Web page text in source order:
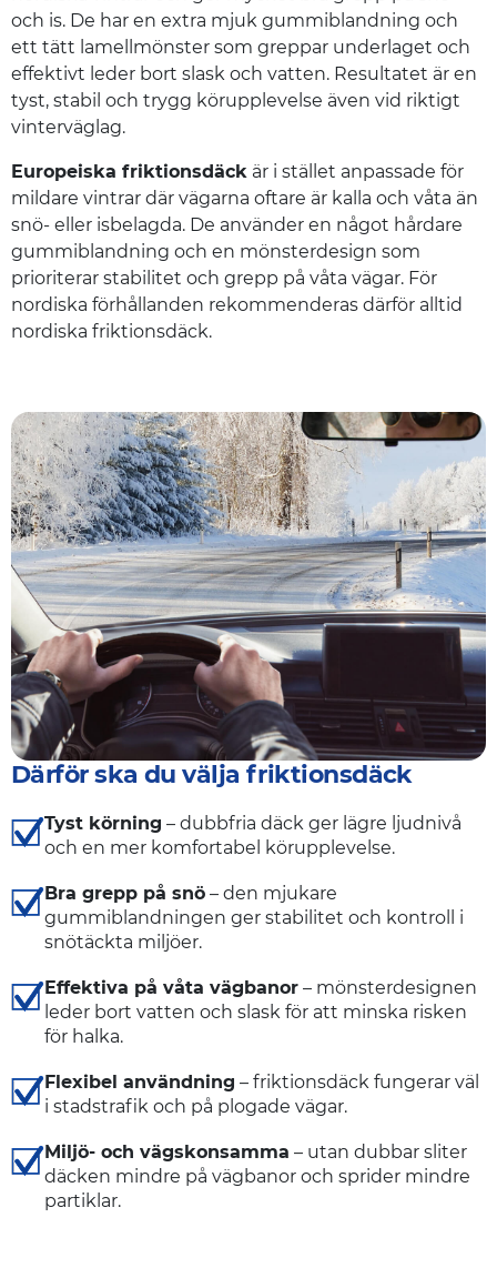
och is. De har en extra mjuk gummiblandning och
ett tätt lamellmönster som greppar underlaget och
effektivt leder bort slask och vatten. Resultatet är en
tyst, stabil och trygg körupplevelse även vid riktigt
vinterväglag.
Europeiska friktionsdäck är i stället anpassade för
mildare vintrar där vägarna oftare är kalla och våta än
snö- eller isbelagda. De använder en något hårdare
gummiblandning och en mönsterdesign som
prioriterar stabilitet och grepp på våta vägar. För
nordiska förhållanden rekommenderas därför alltid
nordiska friktionsdäck.
Därför ska du välja friktionsdäck
Tyst körning – dubbfria däck ger lägre ljudnivå
och en mer komfortabel körupplevelse.
Bra grepp på snö – den mjukare
gummiblandningen ger stabilitet och kontroll i
snötäckta miljöer.
Effektiva på våta vägbanor – mönsterdesignen
leder bort vatten och slask för att minska risken
för halka.
Flexibel användning – friktionsdäck fungerar väl
i stadstrafik och på plogade vägar.
Miljö- och vägskonsamma – utan dubbar sliter
däcken mindre på vägbanor och sprider mindre
partiklar.